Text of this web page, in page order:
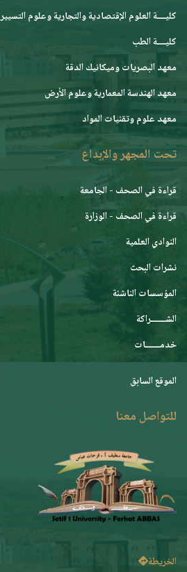
كليــــة العلوم الإقتصادية والتجارية وعلوم التسيير
كليــــة الطب
معهد البصريات وميكانيك الدقة
معهد الهندسة المعمارية وعلوم الأرض
معهد علوم وتقنيات المواد
تحت المجهر والإبداع
قراءة في الصحف - الجامعة
قراءة في الصحف - الوزارة
النوادي العلمية
نشرات البحث
المؤسسات الناشئة
الشـــــــراكة
خدمـــــــات
الموقع السابق
للتواصل معنا
الخريطة